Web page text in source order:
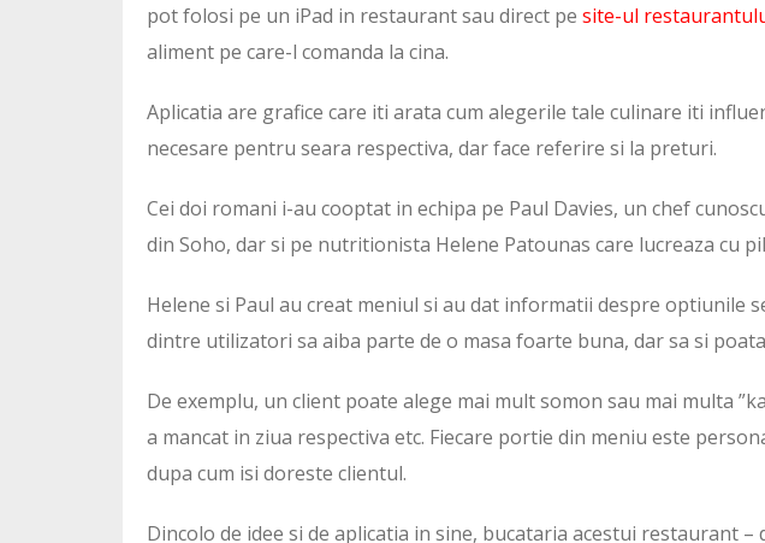
pot folosi pe un iPad in restaurant sau direct pe site-ul
aliment pe care-l comanda la cina.
Aplicatia are grafice care iti arata cum alegerile tale culinare iti
necesare pentru seara respectiva, dar face referire si la preturi.
Cei doi romani i-au cooptat in echipa pe Paul Davies, un chef
din Soho, dar si pe nutritionista Helene Patounas care lucreaza cu
Helene si Paul au creat meniul si au dat informatii despre optiunile
dintre utilizatori sa aiba parte de o masa foarte buna, dar sa si
De exemplu, un client poate alege mai mult somon sau mai multa
a mancat in ziua respectiva etc. Fiecare portie din meniu este
dupa cum isi doreste clientul.
Dincolo de idee si de aplicatia in sine, bucataria acestui restaurant –